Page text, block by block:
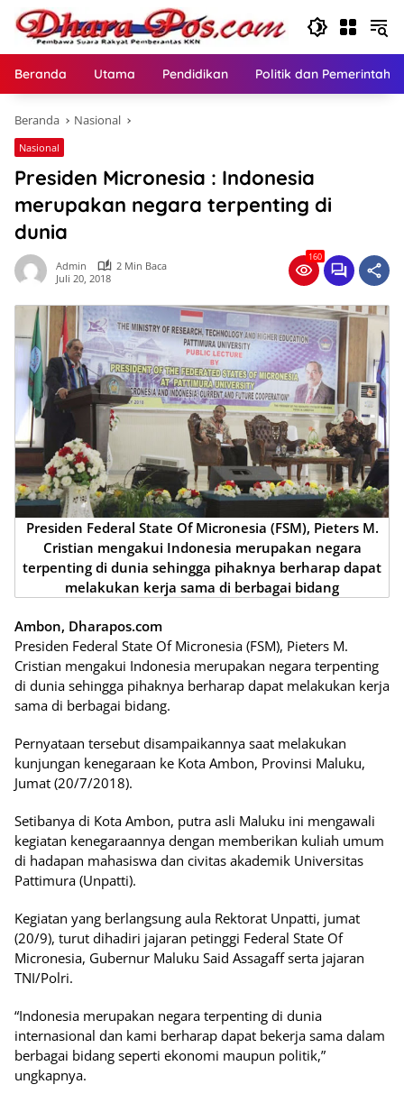
Langsung
konten
Beranda Utama Pendidikan Politik dan
Beranda Nasional
Nasional
Presiden Micronesia : Indonesia
merupakan negara terpenting di
dunia
Admin
2 Min Baca
Juli 20, 2018
160
Presiden Federal State Of Micronesia (FSM), Pieters M.
Cristian mengakui Indonesia merupakan negara
terpenting di dunia sehingga pihaknya berharap dapat
melakukan kerja sama di berbagai bidang
Ambon, Dharapos.com
Presiden Federal State Of Micronesia (FSM), Pieters M.
Cristian mengakui Indonesia merupakan negara terpenting
di dunia sehingga pihaknya berharap dapat melakukan kerja
sama di berbagai bidang.
Pernyataan tersebut disampaikannya saat melakukan
kunjungan kenegaraan ke Kota Ambon, Provinsi Maluku,
Jumat (20/7/2018).
Setibanya di Kota Ambon, putra asli Maluku ini mengawali
kegiatan kenegaraannya dengan memberikan kuliah umum
di hadapan mahasiswa dan civitas akademik Universitas
Pattimura (Unpatti).
Kegiatan yang berlangsung aula Rektorat Unpatti, jumat
(20/9), turut dihadiri jajaran petinggi Federal State Of
Micronesia, Gubernur Maluku Said Assagaff serta jajaran
TNI/Polri.
“Indonesia merupakan negara terpenting di dunia
internasional dan kami berharap dapat bekerja sama dalam
berbagai bidang seperti ekonomi maupun politik,”
ungkapnya.